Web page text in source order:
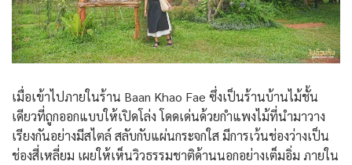
เมื่อเข้าไปภายในร้าน Baan Khao Fae ซึ่งเป็นร้านบ้านไม้ชั้น
เดียวที่ถูกออกแบบให้เปิดโล่ง โดดเด่นด้วยกำแพงไม้ที่นำมาวาง
เรียงกันอย่างมีสไตล์ สลับกับแผ่นกระจกใส มีการเว้นช่องว่างเป็น
ช่องสี่เหลี่ยม เผยให้เห็นวิวธรรมชาติด้านนอกอย่างเต็มอิ่ม ภายใน